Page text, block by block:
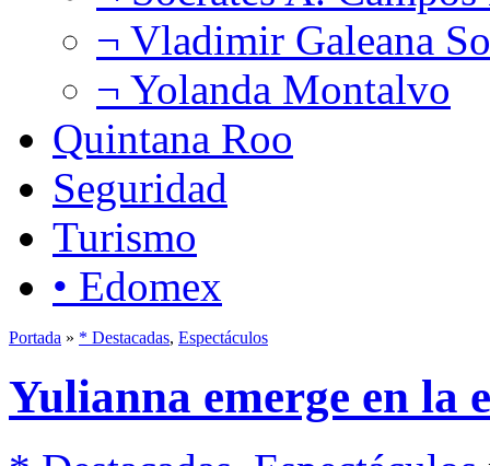
¬ Vladimir Galeana
¬ Yolanda Montalvo
Quintana Roo
Seguridad
Turismo
• Edomex
Portada » * Destacadas, Espectáculos
Yulianna emerge en la